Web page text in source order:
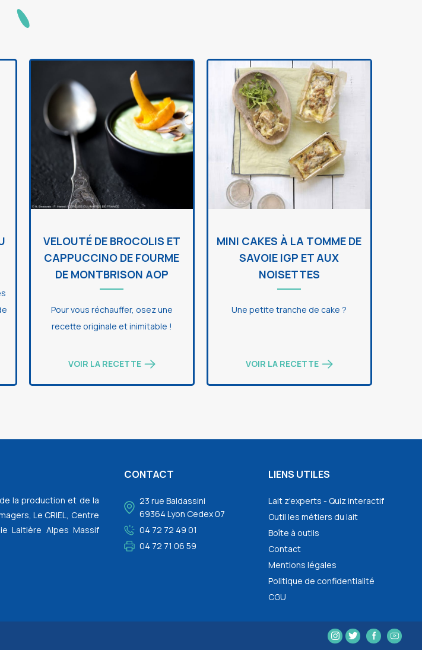
VELOUTÉ DE BROCOLIS ET
CAPPUCCINO DE FOURME
DE MONTBRISON AOP
Pour vous réchauffer, osez une
recette originale et inimitable !
VOIR LA RECETTE
MINI CAKES À LA TOMME DE
SAVOIE IGP ET AUX
NOISETTES
Une petite tranche de cake ?
VOIR LA RECETTE
la production et de la
Le CRIEL, Centre
Laitière Alpes Massif
CONTACT
23 rue Baldassini
69364 Lyon Cedex 07
04 72 72 49 01
04 72 71 06 59
LIENS UTILES
Lait z'experts - Quiz interactif
Outil les métiers du lait
Boîte à outils
Contact
Mentions légales
Politique de confidentialité
CGU